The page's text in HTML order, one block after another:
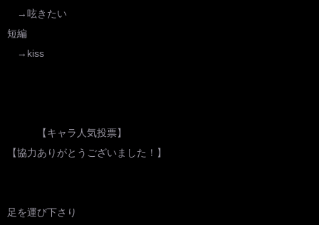
→呟きたい
短編
→kiss
【キャラ人気投票】
【協力ありがとうございました！】
足を運び下さり